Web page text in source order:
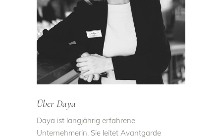
Über Daya
Daya ist langjährig erfahrene
Unternehmerin. Sie leitet Avantgarde